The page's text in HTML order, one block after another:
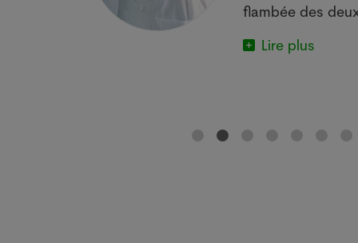
flambée des
Lire plus